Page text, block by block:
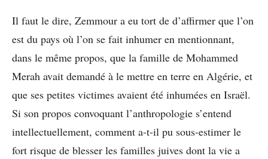
Il faut le dire, Zemmour a eu tort de d’affirmer que l’on
est du pays où l’on se fait inhumer en mentionnant,
dans le même propos, que la famille de Mohammed
Merah avait demandé à le mettre en terre en Algérie, et
que ses petites victimes avaient été inhumées en Israël.
Si son propos convoquant l’anthropologie s’entend
intellectuellement, comment a-t-il pu sous-estimer le
fort risque de blesser les familles juives dont la vie a